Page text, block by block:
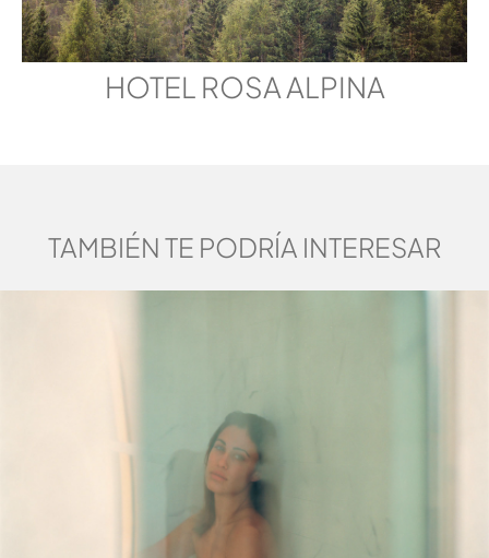
HOTEL ROSA ALPINA
TAMBIÉN TE PODRÍA INTERESAR